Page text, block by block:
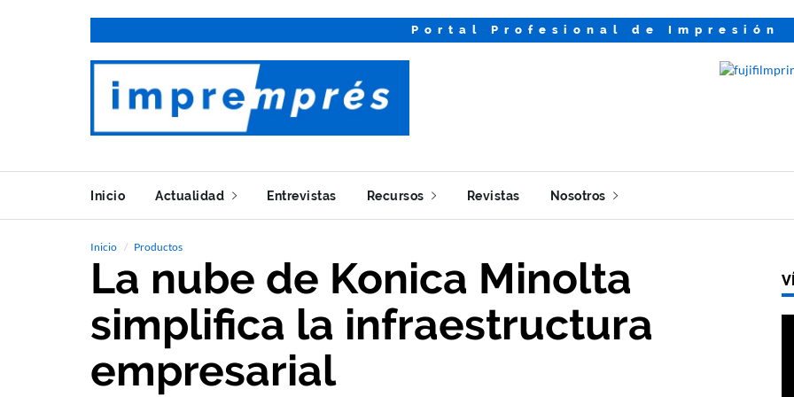
Portal Profesional de Impresión
Inicio Actualidad Entrevistas Recursos Revistas Nosotros
Inicio Productos
La nube de Konica Minolta
simplifica la infraestructura
empresarial